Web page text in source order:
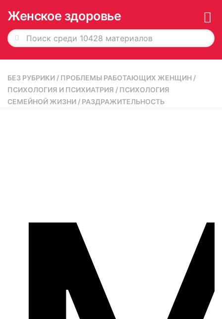
Женское здоровье
История в обложках
О журнале
БЕЗ РУБРИКИ / ПРОБЛЕМЫ РАБОТАЮЩИХ ЖЕНЩИН /
ПСИХОЛОГИЯ И ПСИХИАТРИЯ / ПСИХОЛОГИЯ
СЕМЕЙНОЙ ЖИЗНИ / РАЗДРАЖИТЕЛЬНОСТЬ